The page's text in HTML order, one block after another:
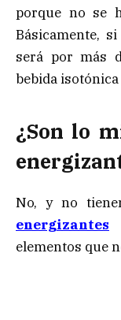
porque no se
Básicamente,
será por más
bebida
¿Son lo
No, y no
energizantes
elementos que